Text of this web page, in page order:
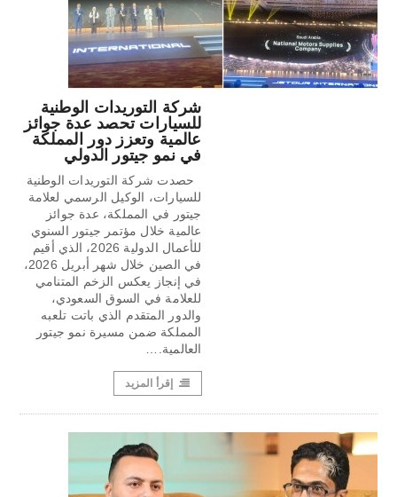
شركة التوريدات الوطنية
للسيارات تحصد عدة جوائز
عالمية وتعزز دور المملكة
في نمو جيتور الدولي
حصدت شركة التوريدات الوطنية
للسيارات، الوكيل الرسمي لعلامة
جيتور في المملكة، عدة جوائز
عالمية خلال مؤتمر جيتور السنوي
للأعمال الدولية 2026، الذي أقيم
في الصين خلال شهر أبريل 2026،
في إنجاز يعكس الزخم المتنامي
للعلامة في السوق السعودي،
والدور المتقدم الذي باتت تلعبه
المملكة ضمن مسيرة نمو جيتور
العالمية.…
إقرأ المزيد